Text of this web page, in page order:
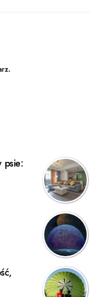
psie: